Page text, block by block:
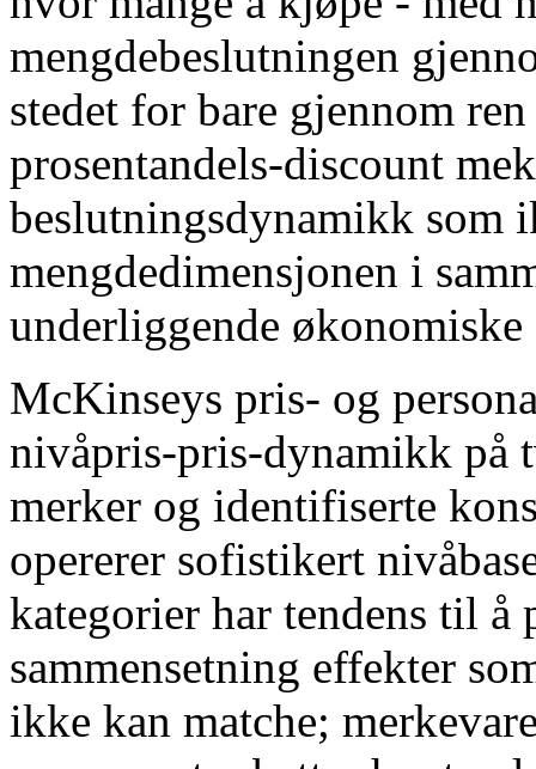
mengdebeslutningen
stedet for bare gjennom
prosentandels-discount
beslutningsdynamikk som
mengdedimensjonen i
underliggende
McKinseys pris- og
nivåpris-pris-dynamikk på
merker og identifiserte
opererer sofistikert
kategorier har tendens til å
sammensetning effekter
ikke kan matche;